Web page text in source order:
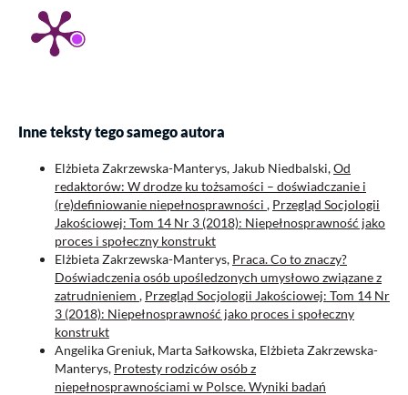
Inne teksty tego samego autora
Elżbieta Zakrzewska-Manterys, Jakub Niedbalski,Od
redaktorów: W drodze ku tożsamości – doświadczanie i
(re)definiowanie niepełnosprawności , Przegląd Socjologii
Jakościowej: Tom 14 Nr 3 (2018): Niepełnosprawność jako
proces i społeczny konstrukt
Elżbieta Zakrzewska-Manterys, Praca. Co to znaczy?
Doświadczenia osób upośledzonych umysłowo związane z
zatrudnieniem , Przegląd Socjologii Jakościowej: Tom 14 Nr
3 (2018): Niepełnosprawność jako proces i społeczny
konstrukt
Angelika Greniuk, Marta Sałkowska, Elżbieta Zakrzewska-
Manterys, Protesty rodziców osób z
niepełnosprawnościami w Polsce. Wyniki badań